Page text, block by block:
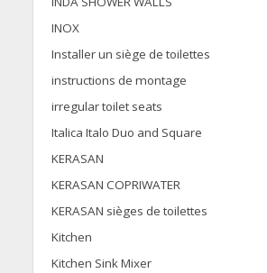
INOX
Installer un siège de toilettes
instructions de montage
irregular toilet seats
Italica Italo Duo and Square
KERASAN
KERASAN COPRIWATER
KERASAN sièges de toilettes
Kitchen
Kitchen Sink Mixer